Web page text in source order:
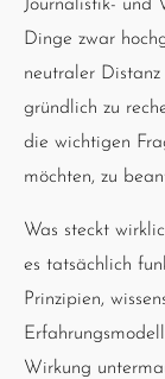
Journalistik- und
Dinge zwar
neutraler
gründlich zu
die wichtigen
möchten, zu
Was steckt
es tatsächlich
Prinzipien,
Wirkung